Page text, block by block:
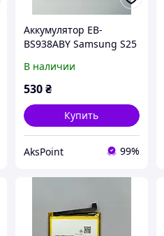
Аккумулятор EB-
BS938ABY Samsung S25
Original PRC
В наличии
530₴
Купить
AksPoint 99%